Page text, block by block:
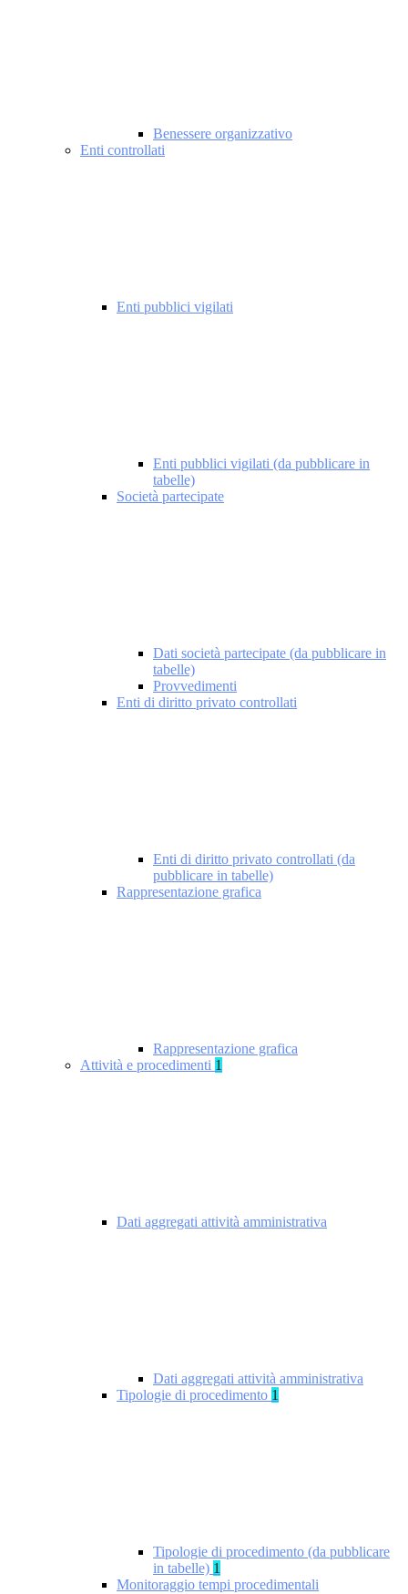
Benessere organizzativo
Enti controllati
Enti pubblici vigilati
Enti pubblici vigilati (da pubblicare in
tabelle)
Società partecipate
Dati società partecipate (da pubblicare in
tabelle)
Provvedimenti
Enti di diritto privato controllati
Enti di diritto privato controllati (da
pubblicare in tabelle)
Rappresentazione grafica
Rappresentazione grafica
Attività e procedimenti 1
Dati aggregati attività amministrativa
Dati aggregati attività amministrativa
Tipologie di procedimento 1
Tipologie di procedimento (da pubblicare
in tabelle) 1
Monitoraggio tempi procedimentali